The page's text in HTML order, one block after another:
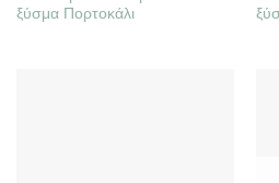
ξύσμα Πορτοκάλι